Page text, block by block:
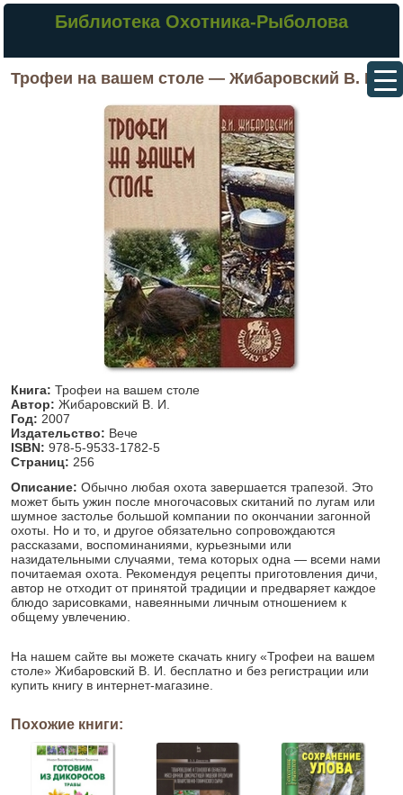
Библиотека Охотника-Рыболова
Трофеи на вашем столе — Жибаровский В. И.
Книга: Трофеи на вашем столе
Автор: Жибаровский В. И.
Год: 2007
Издательство: Вече
ISBN: 978-5-9533-1782-5
Страниц: 256
Описание: Обычно любая охота завершается трапезой. Это
может быть ужин после многочасовых скитаний по лугам или
шумное застолье большой компании по окончании загонной
охоты. Но и то, и другое обязательно сопровождаются
рассказами, воспоминаниями, курьезными или
назидательными случаями, тема которых одна — всеми нами
почитаемая охота. Рекомендуя рецепты приготовления дичи,
автор не отходит от принятой традиции и предваряет каждое
блюдо зарисовками, навеянными личным отношением к
общему увлечению.
На нашем сайте вы можете скачать книгу «Трофеи на вашем
столе» Жибаровский В. И. бесплатно и без регистрации или
купить книгу в интернет-магазине.
Похожие книги: